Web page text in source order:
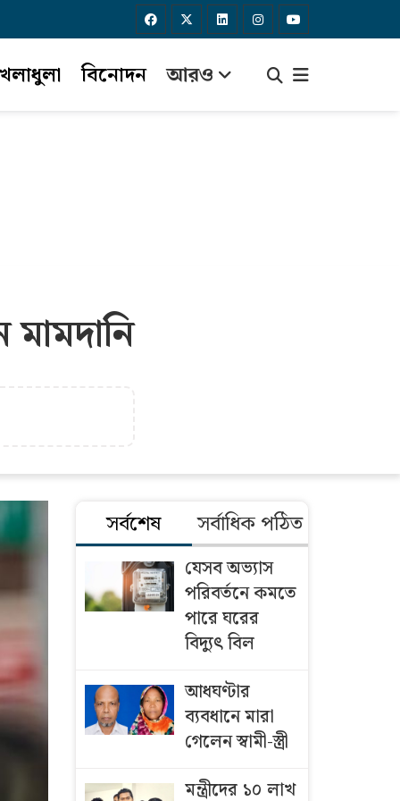
বিনোদন আরও
সর্বশেষ সর্বাধিক পঠিত
যেসব অভ্যাস
পরিবর্তনে কমতে
পারে ঘরের
বিদ্যুৎ বিল
আধঘণ্টার
ব্যবধানে মারা
গেলেন স্বামী-স্ত্রী
মন্ত্রীদের ১০ লাখ